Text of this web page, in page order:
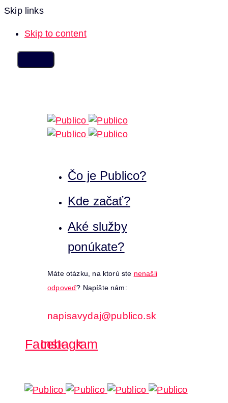
Skip links
Skip to content
Čo je Publico?
Kde začať?
Aké služby
ponúkate?
Máte otázku, na ktorú ste nenašli
odpoveď? Napíšte nám:
napisavydaj@publico.sk
Facebook
Instagram